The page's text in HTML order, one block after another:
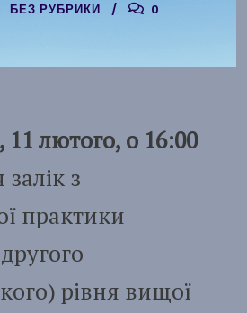
БЕЗ РУБРИКИ 0
лютого, о 16:00
залік з
практики
рівня вищої